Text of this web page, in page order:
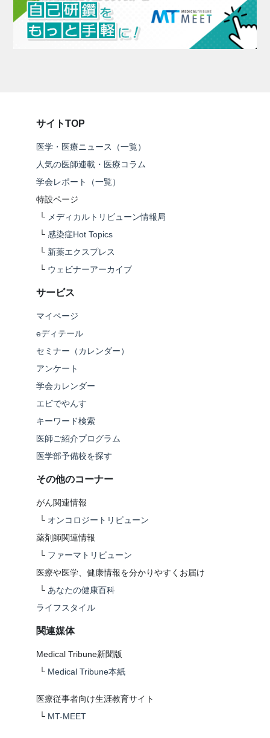
サイトTOP
医学・医療ニュース（一覧）
人気の医師連載・医療コラム
学会レポート（一覧）
特設ページ
└ メディカルトリビューン情報局
└ 感染症Hot Topics
└ 新薬エクスプレス
└ ウェビナーアーカイブ
サービス
マイページ
eディテール
セミナー（カレンダー）
アンケート
学会カレンダー
エビでやんす
キーワード検索
医師ご紹介プログラム
医学部予備校を探す
その他のコーナー
がん関連情報
└ オンコロジートリビューン
薬剤師関連情報
└ ファーマトリビューン
医療や医学、健康情報を分かりやすくお届け
└ あなたの健康百科
ライフスタイル
関連媒体
Medical Tribune新聞版
└ Medical Tribune本紙
医療従事者向け生涯教育サイト
└ MT-MEET